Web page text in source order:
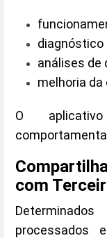
diagnóstico
análises de
melhoria da
O
com
processados